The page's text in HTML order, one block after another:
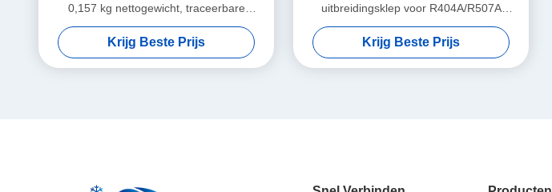
0,157 kg nettogewicht, traceerbare
grondstoffen en
aanpassingsmogelijkheden
Krijg Beste Prijs
uitbreidingsklep voor R404A/R507A
koelmiddelen
Krijg Beste Prijs